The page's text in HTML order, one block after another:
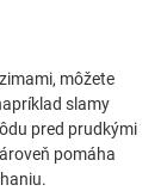
môžete
slamy
pred prudkými
pomáha